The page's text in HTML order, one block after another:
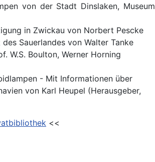
von der Stadt Dinslaken, Museum
in Zwickau von Norbert Pescke
Sauerlandes von Walter Tanke
W.S. Boulton, Werner Horning
- Mit Informationen über
von Karl Heupel (Herausgeber,
<<